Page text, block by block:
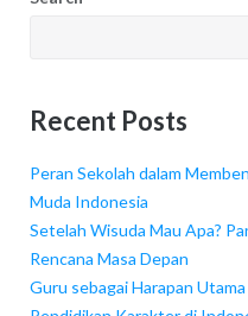
Recent Posts
Peran Sekolah dalam
Muda Indonesia
Setelah Wisuda Mau Apa?
Rencana Masa Depan
Guru sebagai Harapan